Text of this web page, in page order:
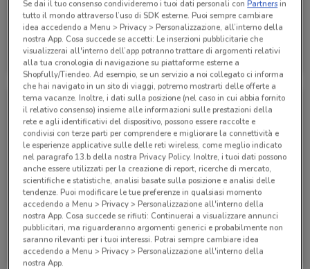
Eden Viaggi
Scade il 30/04 1.6 km
Eden Viaggi
Scade il 30/04
Eden Viaggi
Scade il 31/10 1.6 km
Eden Viaggi
Scade il 30/04
Se dai il tuo consenso condivideremo i tuoi dati personali conPartnersin
tutto il mondo attraverso l’uso di SDK esterne. Puoi sempre cambiare
idea accedendo a Menu > Privacy > Personalizzazione, all’interno della
nostra App. Cosa succede se accetti: Le inserzioni pubblicitarie che
visualizzerai all'interno dell’app potranno trattare di argomenti relativi
alla tua cronologia di navigazione su piattaforme esterne a
Shopfully/Tiendeo. Ad esempio, se un servizio a noi collegato ci informa
che hai navigato in un sito di viaggi, potremo mostrarti delle offerte a
tema vacanze. Inoltre, i dati sulla posizione (nel caso in cui abbia fornito
il relativo consenso) insieme alle informazioni sulle prestazioni della
rete e agli identificativi del dispositivo, possono essere raccolte e
condivisi con terze parti per comprendere e migliorare la connettività e
le esperienze applicative sulle delle reti wireless, come meglio indicato
nel paragrafo 13.b della nostra Privacy Policy. Inoltre, i tuoi dati possono
anche essere utilizzati per la creazione di report, ricerche di mercato,
scientifiche e statistiche, analisi basate sulla posizione e analisi delle
tendenze. Puoi modificare le tue preferenze in qualsiasi momento
accedendo a Menu > Privacy > Personalizzazione all'interno della
nostra App. Cosa succede se rifiuti: Continuerai a visualizzare annunci
pubblicitari, ma riguarderanno argomenti generici e probabilmente non
saranno rilevanti per i tuoi interessi. Potrai sempre cambiare idea
accedendo a Menu > Privacy > Personalizzazione all'interno della
nostra App.